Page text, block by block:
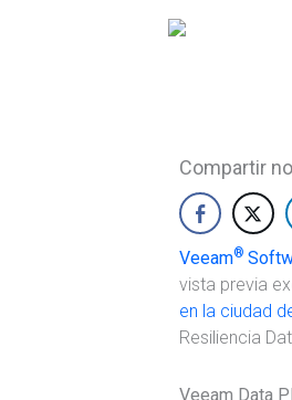
Compartir
Veeam®
vista previa
en la ciudad
Resiliencia
Veeam Data